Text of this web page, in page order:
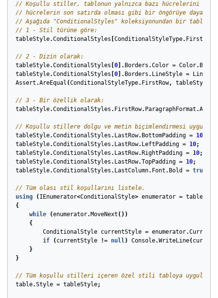
// Koşullu stiller, tablonun yalnızca bazı hücrelerini
// hücrelerin son satırda olması gibi bir öngörüye dayalı.
// Aşağıda "ConditionalStyles" koleksiyonundan bir
// 1 - Stil türüne göre:
tableStyle.ConditionalStyles ConditionalStyleType. FirstRow
// 2 - Dizin olarak:
tableStyle.ConditionalStyles 0 ]. Borders .Color = Color. Black
tableStyle.ConditionalStyles 0 ]. Borders . LineStyle =
Assert .AreEqual (ConditionalStyleType. FirstRow, tableStyle
// 3 - Bir özellik olarak:
tableStyle.ConditionalStyles . FirstRow. ParagraphFormat .
// Koşullu stillere dolgu ve metin biçimlendirmesi
tableStyle.ConditionalStyles . LastRow. BottomPadding = 10
tableStyle.ConditionalStyles . LastRow. LeftPadding = 10;
tableStyle.ConditionalStyles . LastRow. RightPadding = 10;
tableStyle.ConditionalStyles . LastRow.TopPadding = 10;
tableStyle.ConditionalStyles . LastColumn. Font . Bold = true
// Tüm olası stil koşullarını listele.
using
( IEnumerator<ConditionalStyle> enumerator =
{
while
(enumerator. MoveNext ())
{
ConditionalStyle currentStyle = enumerator.Current
if
( currentStyle != null) Console.WriteLine(
}
}
// Tüm koşullu stilleri içeren özel stili tabloya uygula.
table.Style = tableStyle;